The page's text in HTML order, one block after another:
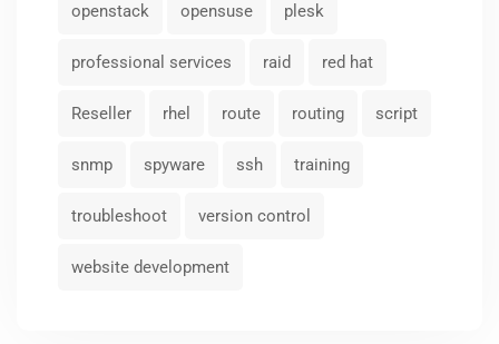
openstack opensuse plesk
professional services raid red hat
Reseller rhel route routing script
snmp spyware ssh training
troubleshoot version control
website development